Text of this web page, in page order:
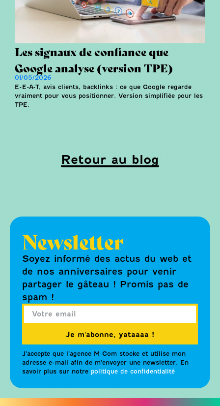
Les signaux de confiance que
Google analyse (version TPE)
01/05/2026
E-E-A-T, avis clients, backlinks : ce que Google regarde
vraiment pour vous positionner. Version simplifiée pour les
TPE.
Retour au blog
Newsletter
Soyez informé des actus du web et
de nos anniversaires pour venir
partager le gâteau ! Promis pas de
spam !
Je m'abonne, yataaaa !
J’accepte que l’agence M Com stocke et utilise mon
adresse e-mail afin de m’envoyer une newsletter. En
savoir plus sur notre politique de confidentialité